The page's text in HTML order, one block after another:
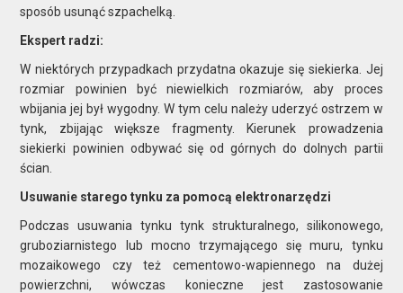
sposób usunąć szpachelką.
Ekspert radzi:
W niektórych przypadkach przydatna okazuje się siekierka. Jej
rozmiar powinien być niewielkich rozmiarów, aby proces
wbijania jej był wygodny. W tym celu należy uderzyć ostrzem w
tynk, zbijając większe fragmenty. Kierunek prowadzenia
siekierki powinien odbywać się od górnych do dolnych partii
ścian.
Usuwanie starego tynku za pomocą elektronarzędzi
Podczas usuwania tynku tynk strukturalnego, silikonowego,
gruboziarnistego lub mocno trzymającego się muru, tynku
mozaikowego czy też cementowo-wapiennego na dużej
powierzchni, wówczas konieczne jest zastosowanie